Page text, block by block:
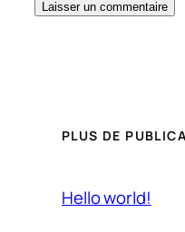
PLUS DE
Hello world!